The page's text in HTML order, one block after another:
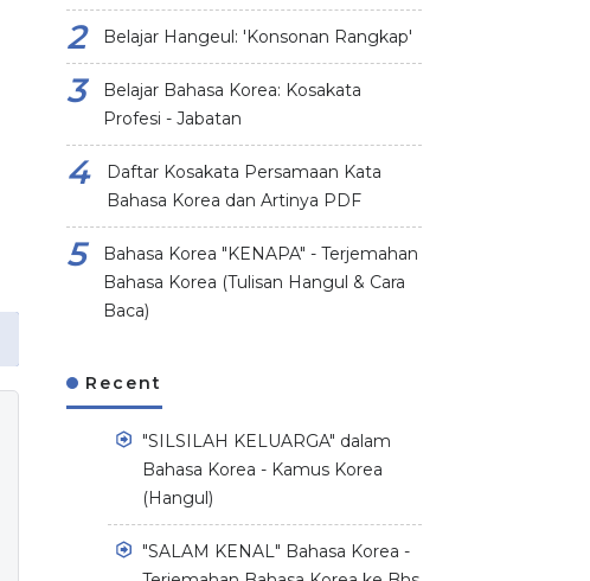
Belajar Hangeul: 'Konsonan Rangkap'
Belajar Bahasa Korea: Kosakata
Profesi - Jabatan
Daftar Kosakata Persamaan Kata
Bahasa Korea dan Artinya PDF
Bahasa Korea "KENAPA" - Terjemahan
Bahasa Korea (Tulisan Hangul & Cara
Baca)
Recent
"SILSILAH KELUARGA" dalam
Bahasa Korea - Kamus Korea
(Hangul)
"SALAM KENAL" Bahasa Korea -